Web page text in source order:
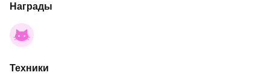
Награды
Техники